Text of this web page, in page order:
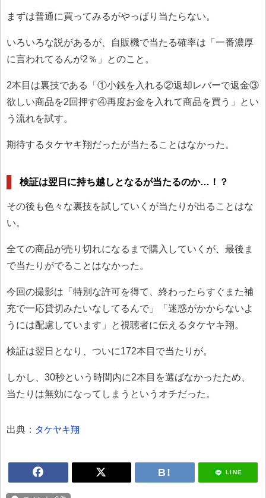
まずは普通に買ってみるがやっぱり当たらない。
いろいろな説があるが、自販機で当たる確率は「一番濃厚
に言われてるんが2％」とのこと。
2本目は裏技である「①小銭を入れる②返却レバーで返金③
欲しい商品を2回押す④再度お金を入れて商品を買う」とい
う流れを試す。
期待するタケヤキ翔だったが当たることはなかった。
検証は翌日に持ち越しとなるが当たるのか…！？
その後も色々な裏技を試していくが当たりが出ることはな
い。
全ての商品が売り切れになるまで購入していくが、最後ま
で当たりがでることはなかった。
今回の撮影は「特別な許可を得て、終わったらすぐまた補
充で一応貸切みたいなしてるんで」「迷惑がかからないよ
うには配慮しています」と視聴者に伝えるタケヤキ翔。
検証は翌日となり、ついに172本目で当たりが。
しかし、30秒という時間内に2本目を選ばなかったため、
当たりは無効になってしまうというオチだった。
出典： タケヤキ翔
LINE